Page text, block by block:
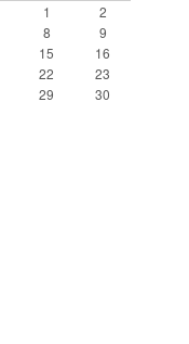
1
2
8
9
15
16
22
23
29
30